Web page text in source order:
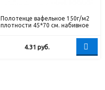
Полотенце вафельное 150г/м2
плотности 45*70 см. набивное
4.31 руб.